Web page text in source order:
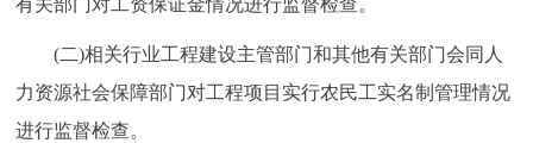
有关部门对工资保证金情况进行监督检查。
(二)相关行业工程建设主管部门和其他有关部门会同人
力资源社会保障部门对工程项目实行农民工实名制管理情况
进行监督检查。